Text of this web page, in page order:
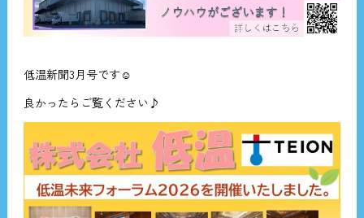
低温新聞3月号です☺
良かったらご覧ください♪